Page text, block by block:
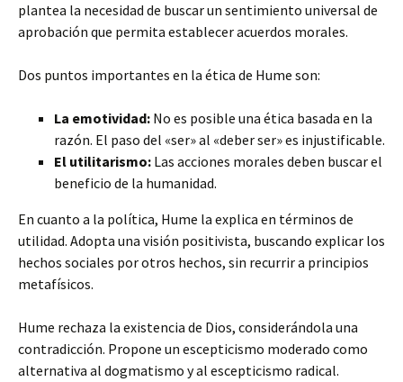
plantea la necesidad de buscar un sentimiento universal de
aprobación que permita establecer acuerdos morales.
Dos puntos importantes en la ética de Hume son:
La emotividad: No es posible una ética basada en la
razón. El paso del «ser» al «deber ser» es injustificable.
El utilitarismo: Las acciones morales deben buscar el
beneficio de la humanidad.
En cuanto a la política, Hume la explica en términos de
utilidad. Adopta una visión positivista, buscando explicar los
hechos sociales por otros hechos, sin recurrir a principios
metafísicos.
Hume rechaza la existencia de Dios, considerándola una
contradicción. Propone un escepticismo moderado como
alternativa al dogmatismo y al escepticismo radical.